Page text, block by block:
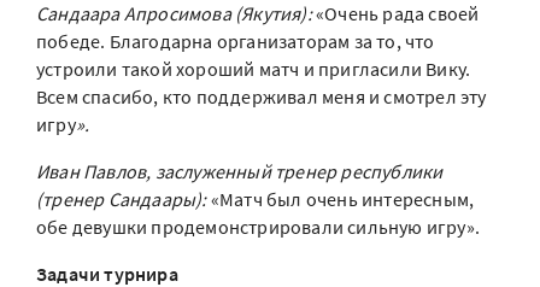
Сандаара Апросимова (Якутия):«Очень рада своей
победе. Благодарна организаторам за то, что
устроили такой хороший матч и пригласили Вику.
Всем спасибо, кто поддерживал меня и смотрел эту
игру».
Иван Павлов, заслуженный тренер республики
(тренер Сандаары):«Матч был очень интересным,
обе девушки продемонстрировали сильную игру».
Задачи турнира